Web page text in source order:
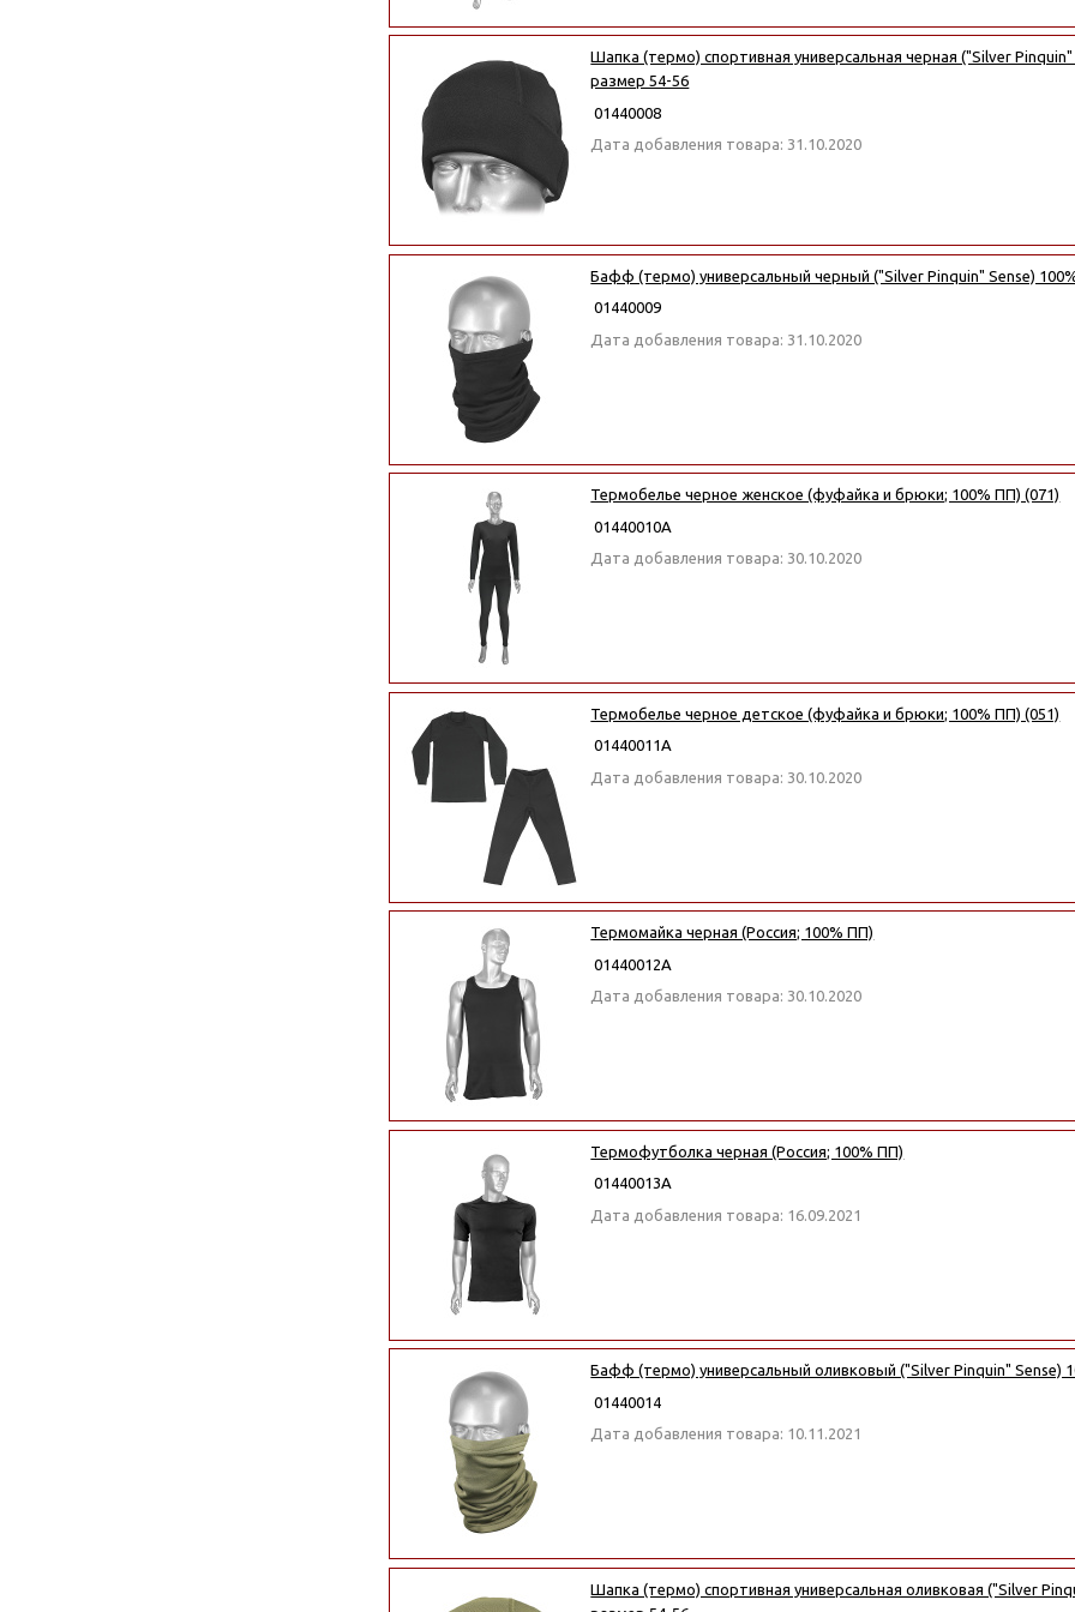
Шапка (термо) спортивная универсальная черная ("Silver
размер 54-56
01440008
Дата добавления товара: 31.10.2020
Бафф (термо) универсальный черный ("Silver Pinquin" Sense)
01440009
Дата добавления товара: 31.10.2020
Термобелье черное женское (фуфайка и брюки; 100% ПП) (071)
01440010А
Дата добавления товара: 30.10.2020
Термобелье черное детское (фуфайка и брюки; 100% ПП) (051)
01440011А
Дата добавления товара: 30.10.2020
Термомайка черная (Россия; 100% ПП)
01440012А
Дата добавления товара: 30.10.2020
Термофутболка черная (Россия; 100% ПП)
01440013А
Дата добавления товара: 16.09.2021
Бафф (термо) универсальный оливковый ("Silver Pinquin" Sense)
01440014
Дата добавления товара: 10.11.2021
Шапка (термо) спортивная универсальная оливковая ("Silver